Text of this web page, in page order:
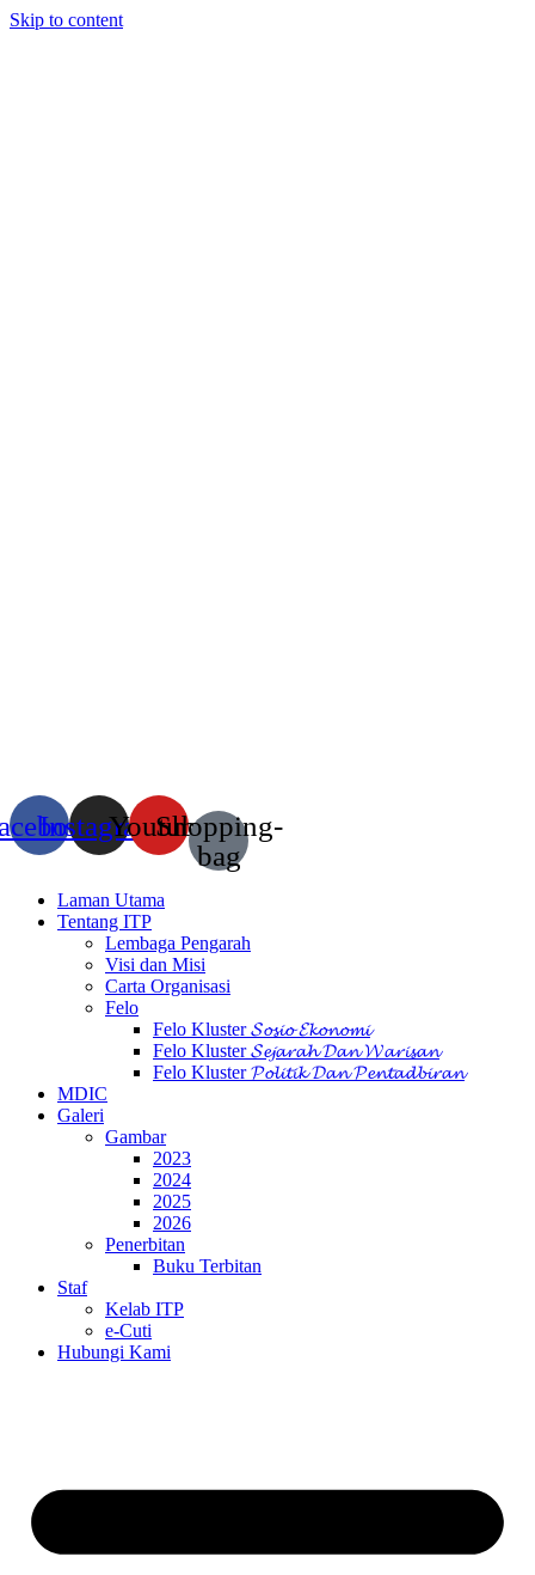
Skip to content
InstagramYoutube
Shopping-
bag
Laman Utama
Tentang ITP
Lembaga Pengarah
Visi dan Misi
Carta Organisasi
Felo
Felo Kluster 𝓢𝓸𝓼𝓲𝓸 𝓔𝓴𝓸𝓷𝓸𝓶𝓲
Felo Kluster 𝓢𝓮𝓳𝓪𝓻𝓪𝓱 𝓓𝓪𝓷 𝓦𝓪𝓻𝓲𝓼𝓪𝓷
Felo Kluster 𝓟𝓸𝓵𝓲𝓽𝓲𝓴 𝓓𝓪𝓷 𝓟𝓮𝓷𝓽𝓪𝓭𝓫𝓲𝓻𝓪𝓷
MDIC
Galeri
Gambar
2023
2024
2025
2026
Penerbitan
Buku Terbitan
Staf
Kelab ITP
e-Cuti
Hubungi Kami